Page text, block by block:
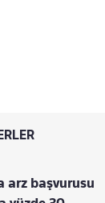
arz başvurusu